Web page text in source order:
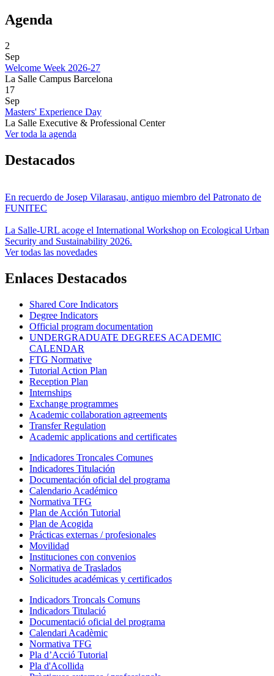
Agenda
2
Sep
Welcome Week 2026-27
La Salle Campus Barcelona
17
Sep
Masters' Experience Day
La Salle Executive & Professional Center
Ver toda la agenda
Destacados
En recuerdo de Josep Vilarasau, antiguo miembro del Patronato de
FUNITEC
La Salle-URL acoge el International Workshop on Ecological Urban
Security and Sustainability 2026.
Ver todas las novedades
Enlaces Destacados
Shared Core Indicators
Degree Indicators
Official program documentation
UNDERGRADUATE DEGREES ACADEMIC
CALENDAR
FTG Normative
Tutorial Action Plan
Reception Plan
Internships
Exchange programmes
Academic collaboration agreements
Transfer Regulation
Academic applications and certificates
Indicadores Troncales Comunes
Indicadores Titulación
Documentación oficial del programa
Calendario Académico
Normativa TFG
Plan de Acción Tutorial
Plan de Acogida
Prácticas externas / profesionales
Movilidad
Instituciones con convenios
Normativa de Traslados
Solicitudes académicas y certificados
Indicadors Troncals Comuns
Indicadors Titulació
Documentació oficial del programa
Calendari Acadèmic
Normativa TFG
Pla d’Acció Tutorial
Pla d'Acollida